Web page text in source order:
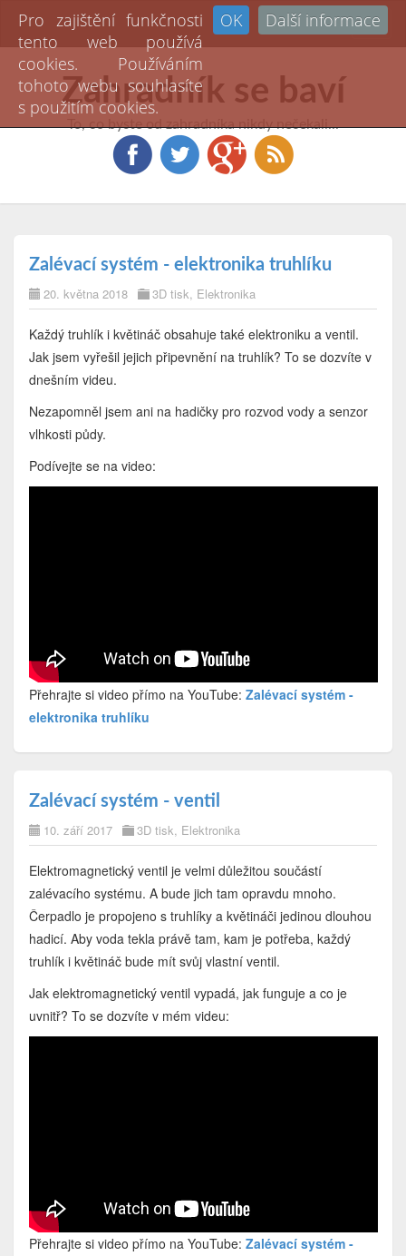
Zahradník se baví
To, co byste od zahradníka nikdy nečekali...
Zalévací systém - elektronika truhlíku
20. května 2018 3D tisk, Elektronika
Každý truhlík i květináč obsahuje také elektroniku a ventil.
Jak jsem vyřešil jejich připevnění na truhlík? To se dozvíte v
dnešním videu.
Nezapomněl jsem ani na hadičky pro rozvod vody a senzor
vlhkosti půdy.
Podívejte se na video:
Přehrajte si video přímo na YouTube: Zalévací systém -
elektronika truhlíku
Zalévací systém - ventil
10. září 2017 3D tisk, Elektronika
Elektromagnetický ventil je velmi důležitou součástí
zalévacího systému. A bude jich tam opravdu mnoho.
Čerpadlo je propojeno s truhlíky a květináči jedinou dlouhou
hadicí. Aby voda tekla právě tam, kam je potřeba, každý
truhlík i květináč bude mít svůj vlastní ventil.
Jak elektromagnetický ventil vypadá, jak funguje a co je
uvnitř? To se dozvíte v mém videu:
Přehrajte si video přímo na YouTube: Zalévací systém -
Pro zajištění funkčnosti
tento web používá
cookies. Používáním
tohoto webu souhlasíte
s použitím cookies.
OK Další informace